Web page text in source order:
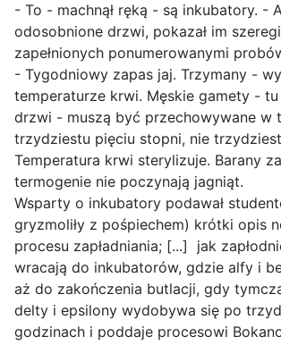
- To - machnął ręką - są inkubatory. -
odosobnione drzwi, pokazał im
zapełnionych ponumerowanymi
- Tygodniowy zapas jaj. Trzymany -
temperaturze krwi. Męskie gamety - tu
drzwi - muszą być przechowywane w
trzydziestu pięciu stopni, nie
Temperatura krwi sterylizuje. Barany
termogenie nie poczynają jagniąt.
Wsparty o inkubatory podawał
gryzmoliły z pośpiechem) krótki opis
procesu zapładniania; [...] jak
wracają do inkubatorów, gdzie alfy i
aż do zakończenia butlacji, gdy
delty i epsilony wydobywa się po
godzinach i poddaje procesowi